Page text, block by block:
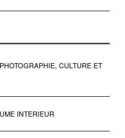
CULTURE ET
INTERIEUR